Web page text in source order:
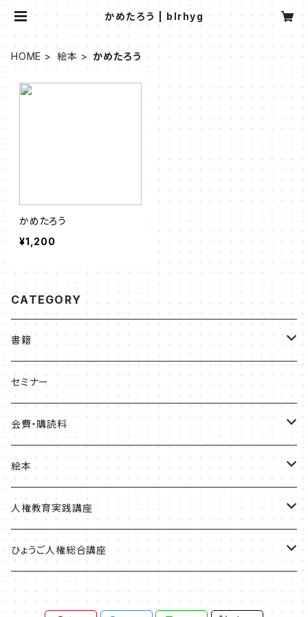
かめたろう | blrhyg
HOME 絵本 かめたろう
かめたろう
¥1,200
CATEGORY
書籍
ひょうご部落解放
人権歴史マップ
淡路・神戸増補版
播磨版
はじめてみよう！これからの部落問題学習
人権政策マップ報告書
セミナー
会費・購読料
正会員会費
特別会員会費
賛助会費
絵本
ともだちのにおい
かめたろう
人権教育実践講座
単体申込
ひょうご人権総合講座